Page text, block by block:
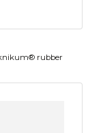
rubber